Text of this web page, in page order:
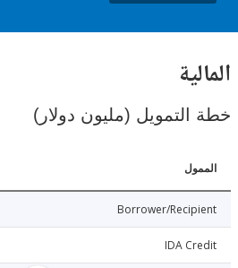
(مليون دولار)
Borrower/
IDA